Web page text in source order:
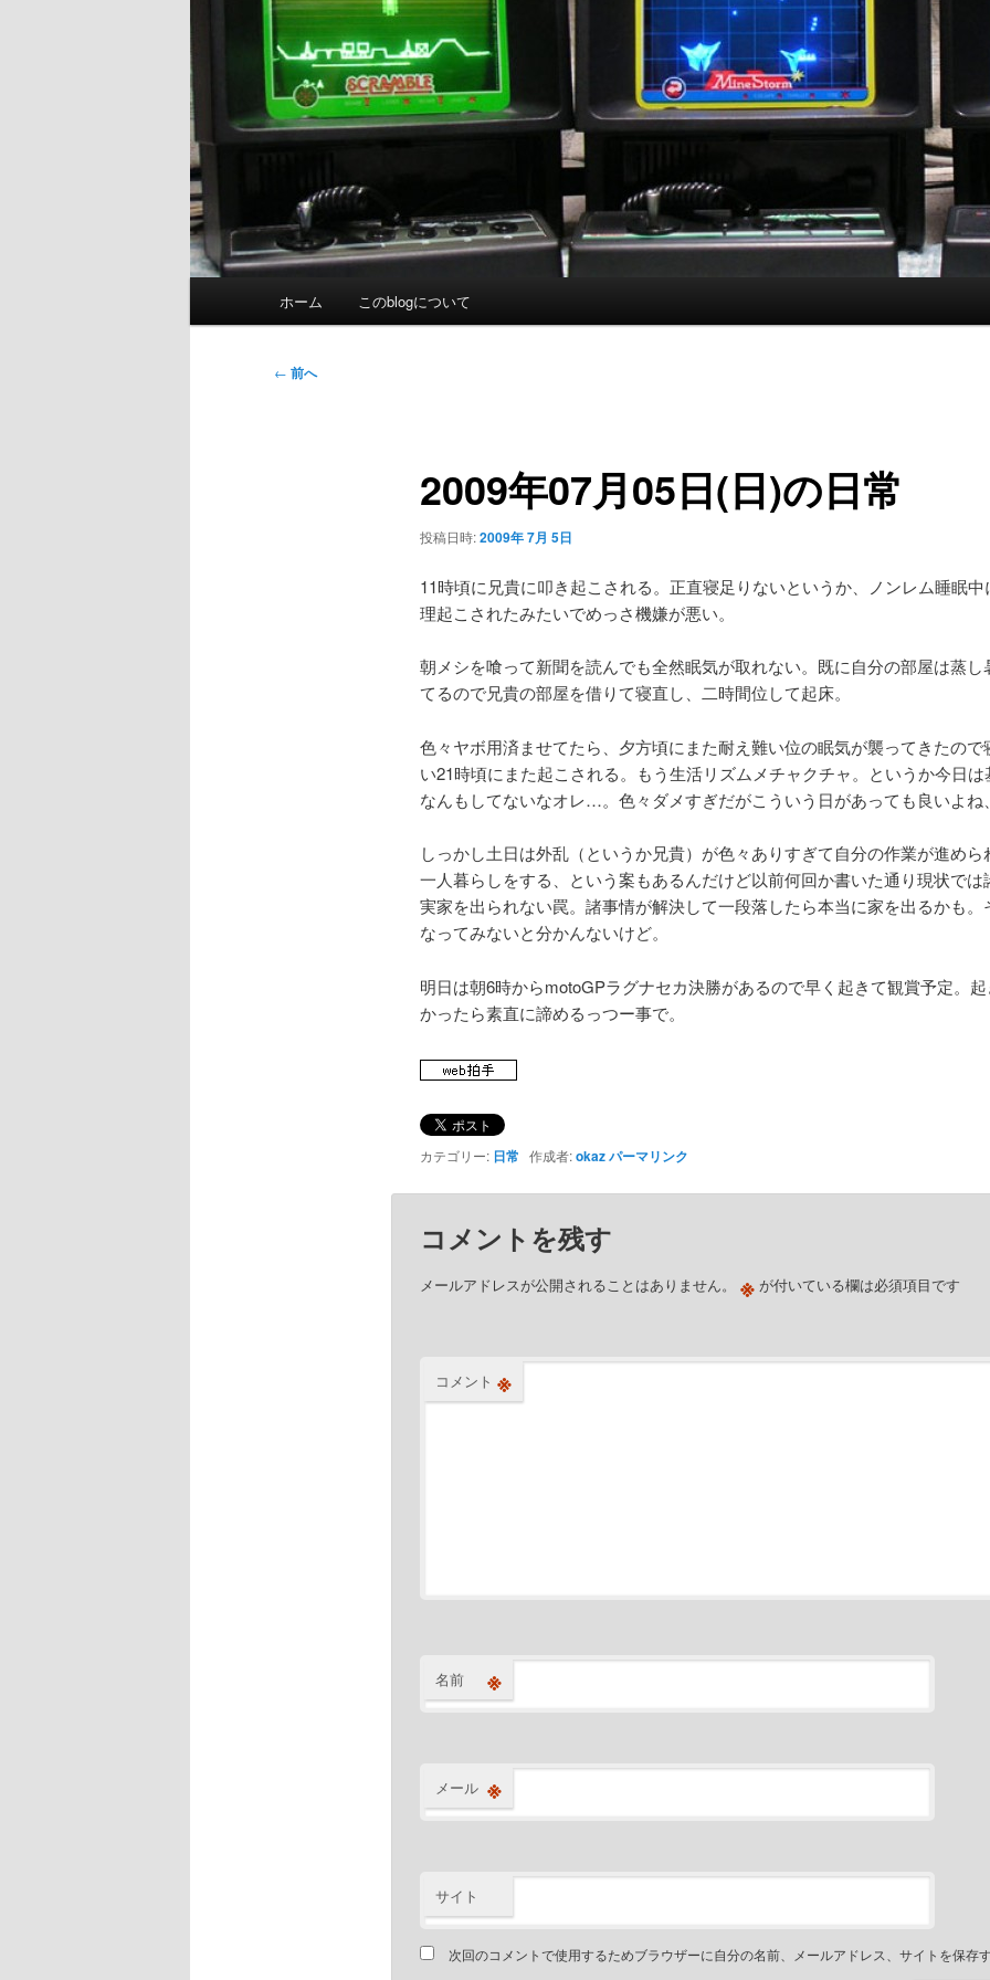
ホーム このblogについて
投
← 前へ
2009年07月05日(日)の日常
投稿日時:2009年 7月 5日
11時頃に兄貴に叩き起こされる。正直寝足りないというか、ノンレム睡眠中
理起こされたみたいでめっさ機嫌が悪い。
朝メシを喰って新聞を読んでも全然眠気が取れない。既に自分の部屋は蒸し
てるので兄貴の部屋を借りて寝直し、二時間位して起床。
色々ヤボ用済ませてたら、夕方頃にまた耐え難い位の眠気が襲ってきたので
い21時頃にまた起こされる。もう生活リズムメチャクチャ。というか今日は
なんもしてないなオレ…。色々ダメすぎだがこういう日があっても良いよね
しっかし土日は外乱（というか兄貴）が色々ありすぎて自分の作業が進めら
一人暮らしをする、という案もあるんだけど以前何回か書いた通り現状では
実家を出られない罠。諸事情が解決して一段落したら本当に家を出るかも。
なってみないと分かんないけど。
明日は朝6時からmotoGPラグナセカ決勝があるので早く起きて観賞予定。
かったら素直に諦めるっつー事で。
カテゴリー: 日常 作成者:okazパーマリンク
コメントを残す
メールアドレスが公開されることはありません。 ※が付いている欄は必須項目です
コメント ※
名前 ※
メール ※
サイト
次回のコメントで使用するためブラウザーに自分の名前、メールアドレス、サイトを保存